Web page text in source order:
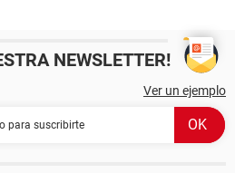
NEWSLETTER!
Ver un ejemplo